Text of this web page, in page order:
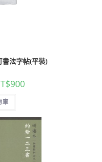
法字帖(平裝)
900
車